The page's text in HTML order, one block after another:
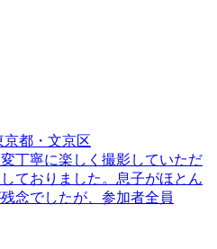
都・文京区
丁寧に楽しく撮影していただ
ておりました。息子がほとん
念でしたが、参加者全員